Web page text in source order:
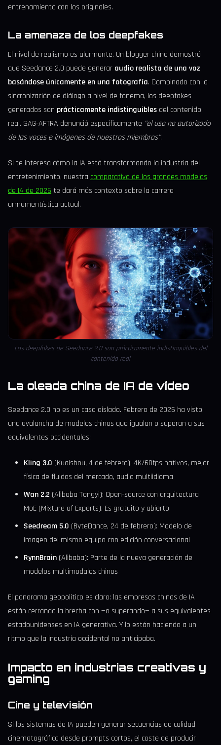
entrenamiento con los originales.
La amenaza de los deepfakes
El nivel de realismo es alarmante. Un blogger chino demostró
que Seedance 2.0 puede generar audio realista de una voz
basándose únicamente en una fotografía. Combinado con la
sincronización de diálogo a nivel de fonema, los deepfakes
generados son prácticamente indistinguibles del contenido
real. SAG-AFTRA denunció específicamente "el uso no autorizado
de las voces e imágenes de nuestros miembros".
Si te interesa cómo la IA está transformando la industria del
entretenimiento, nuestra comparativa de los grandes modelos
de IA de 2026 te dará más contexto sobre la carrera
armamentística actual.
Los deepfakes de Seedance 2.0 son prácticamente indistinguibles del
contenido real
La oleada china de IA de vídeo
Seedance 2.0 no es un caso aislado. Febrero de 2026 ha visto
una avalancha de modelos chinos que igualan o superan a sus
equivalentes occidentales:
Kling 3.0 (Kuaishou, 4 de febrero): 4K/60fps nativos, mejor
física de fluidos del mercado, audio multiidioma
Wan 2.2 (Alibaba Tongyi): Open-source con arquitectura
MoE (Mixture of Experts). Es gratuito y abierto
Seedream 5.0 (ByteDance, 24 de febrero): Modelo de
imagen del mismo equipo con edición conversacional
RynnBrain (Alibaba): Parte de la nueva generación de
modelos multimodales chinos
El panorama geopolítico es claro: las empresas chinas de IA
están cerrando la brecha con —o superando— a sus equivalentes
estadounidenses en IA generativa. Y lo están haciendo a un
ritmo que la industria occidental no anticipaba.
Impacto en industrias creativas y
gaming
Cine y televisión
Si los sistemas de IA pueden generar secuencias de calidad
cinematográfica desde prompts cortos, el coste de producir